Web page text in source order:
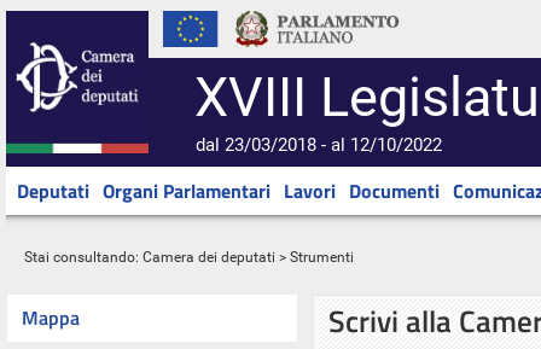
XVIII
dal 23/03/2018 - al 12/10/2022
Deputati Organi Parlamentari Lavori Documenti
Stai consultando: Camera dei deputati > Strumenti
Mappa Scrivi alla